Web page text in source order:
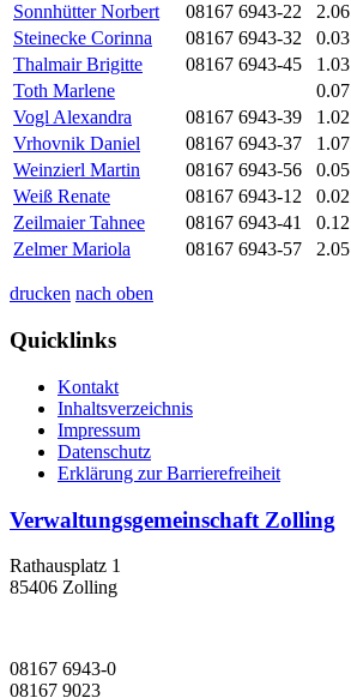
Sonnhütter Norbert
08167 6943-22 2.06
Steinecke Corinna
08167 6943-32 0.03
Thalmair Brigitte
08167 6943-45 1.03
Toth Marlene
0.07
Vogl Alexandra
08167 6943-39 1.02
Vrhovnik Daniel
08167 6943-37 1.07
Weinzierl Martin
08167 6943-56 0.05
Weiß Renate
08167 6943-12 0.02
Zeilmaier Tahnee
08167 6943-41 0.12
Zelmer Mariola
08167 6943-57 2.05
drucken nach oben
Quicklinks
Kontakt
Inhaltsverzeichnis
Impressum
Datenschutz
Erklärung zur Barrierefreiheit
Verwaltungsgemeinschaft Zolling
Rathausplatz 1
85406 Zolling
08167 6943-0
08167 9023